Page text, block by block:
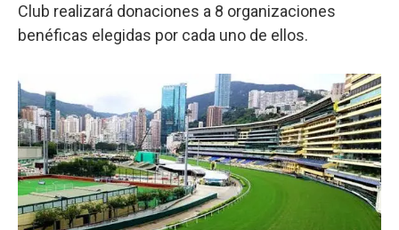
Club realizará donaciones a 8 organizaciones
benéficas elegidas por cada uno de ellos.